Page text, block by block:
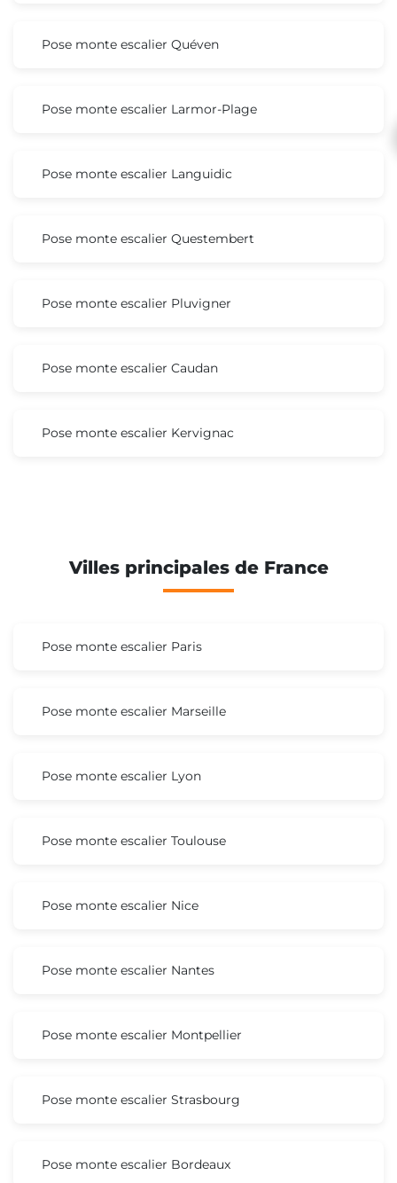
Pose monte escalier Quéven
Pose monte escalier Larmor-Plage
Pose monte escalier Languidic
Pose monte escalier Questembert
Pose monte escalier Pluvigner
Pose monte escalier Caudan
Pose monte escalier Kervignac
Villes principales de France
Pose monte escalier Paris
Pose monte escalier Marseille
Pose monte escalier Lyon
Pose monte escalier Toulouse
Pose monte escalier Nice
Pose monte escalier Nantes
Pose monte escalier Montpellier
Pose monte escalier Strasbourg
Pose monte escalier Bordeaux